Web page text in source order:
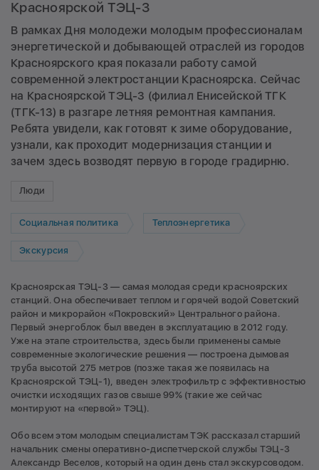
Красноярской ТЭЦ-3
В рамках Дня молодежи молодым профессионалам
энергетической и добывающей отраслей из городов
Красноярского края показали работу самой
современной электростанции Красноярска. Сейчас
на Красноярской ТЭЦ-3 (филиал Енисейской ТГК
(ТГК-13) в разгаре летняя ремонтная кампания.
Ребята увидели, как готовят к зиме оборудование,
узнали, как проходит модернизация станции и
зачем здесь возводят первую в городе градирню.
Люди
Социальная политика Теплоэнергетика
Экскурсия
Красноярская ТЭЦ-3 — самая молодая среди красноярских
станций. Она обеспечивает теплом и горячей водой Советский
район и микрорайон «Покровский» Центрального района.
Первый энергоблок был введен в эксплуатацию в 2012 году.
Уже на этапе строительства, здесь были применены самые
современные экологические решения — построена дымовая
труба высотой 275 метров (позже такая же появилась на
Красноярской ТЭЦ-1), введен электрофильтр с эффективностью
очистки исходящих газов свыше 99% (такие же сейчас
монтируют на «первой» ТЭЦ).
Обо всем этом молодым специалистам ТЭК рассказал старший
начальник смены оперативно-диспетчерской службы ТЭЦ-3
Александр Веселов, который на один день стал экскурсоводом.